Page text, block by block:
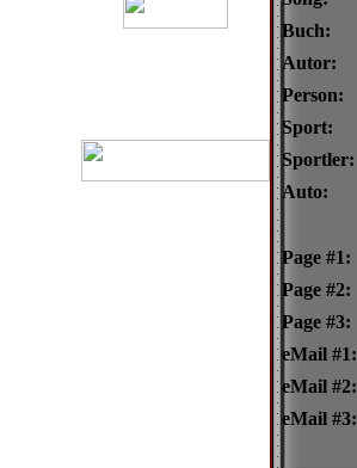
Buch:
Autor:
Person:
Sport:
Sportler:
Auto:
Page #1:
Page #2:
Page #3:
eMail #1:
eMail #2:
eMail #3: